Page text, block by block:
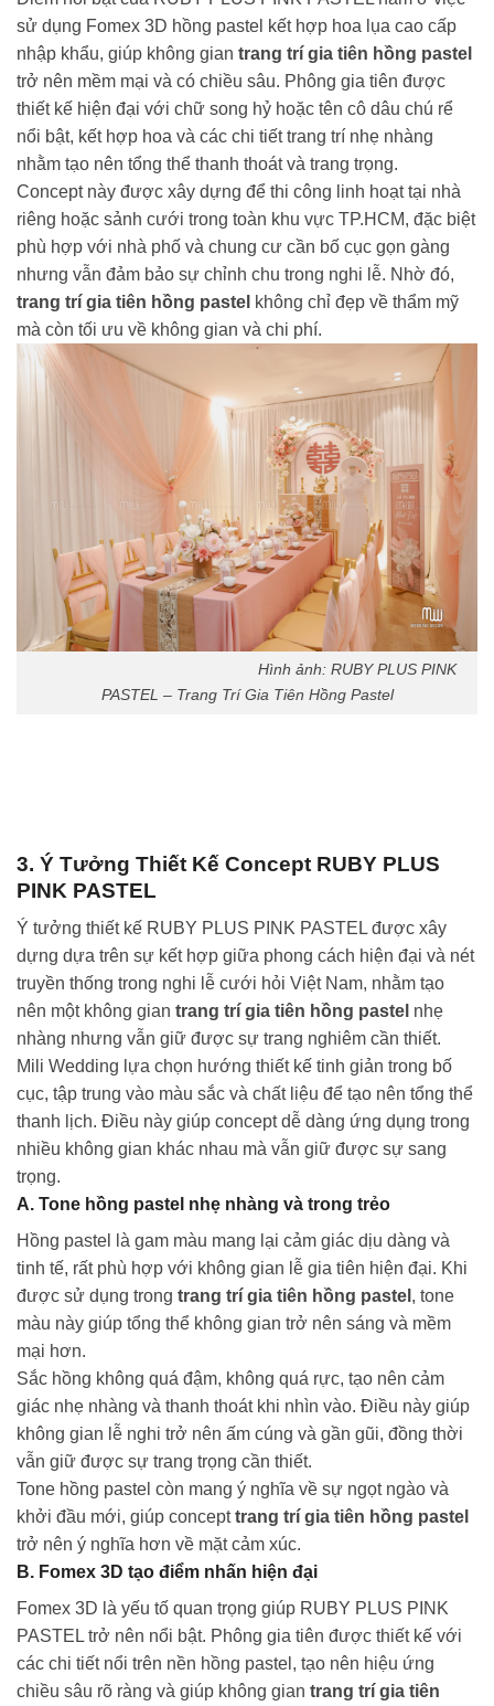
sử dụng Fomex 3D hồng pastel kết hợp hoa lụa cao cấp
nhập khẩu, giúp không gian trang trí gia tiên hồng pastel
trở nên mềm mại và có chiều sâu. Phông gia tiên được
thiết kế hiện đại với chữ song hỷ hoặc tên cô dâu chú rể
nổi bật, kết hợp hoa và các chi tiết trang trí nhẹ nhàng
nhằm tạo nên tổng thể thanh thoát và trang trọng.
Concept này được xây dựng để thi công linh hoạt tại nhà
riêng hoặc sảnh cưới trong toàn khu vực TP.HCM, đặc biệt
phù hợp với nhà phố và chung cư cần bố cục gọn gàng
nhưng vẫn đảm bảo sự chỉnh chu trong nghi lễ. Nhờ đó,
trang trí gia tiên hồng pastel không chỉ đẹp về thẩm mỹ
mà còn tối ưu về không gian và chi phí.
Hình ảnh: RUBY PLUS PINK
PASTEL – Trang Trí Gia Tiên Hồng Pastel
3. Ý Tưởng Thiết Kế Concept RUBY PLUS
PINK PASTEL
Ý tưởng thiết kế RUBY PLUS PINK PASTEL được xây
dựng dựa trên sự kết hợp giữa phong cách hiện đại và nét
truyền thống trong nghi lễ cưới hỏi Việt Nam, nhằm tạo
nên một không gian trang trí gia tiên hồng pastel nhẹ
nhàng nhưng vẫn giữ được sự trang nghiêm cần thiết.
Mili Wedding lựa chọn hướng thiết kế tinh giản trong bố
cục, tập trung vào màu sắc và chất liệu để tạo nên tổng thể
thanh lịch. Điều này giúp concept dễ dàng ứng dụng trong
nhiều không gian khác nhau mà vẫn giữ được sự sang
trọng.
A. Tone hồng pastel nhẹ nhàng và trong trẻo
Hồng pastel là gam màu mang lại cảm giác dịu dàng và
tinh tế, rất phù hợp với không gian lễ gia tiên hiện đại. Khi
được sử dụng trong trang trí gia tiên hồng pastel , tone
màu này giúp tổng thể không gian trở nên sáng và mềm
mại hơn.
Sắc hồng không quá đậm, không quá rực, tạo nên cảm
giác nhẹ nhàng và thanh thoát khi nhìn vào. Điều này giúp
không gian lễ nghi trở nên ấm cúng và gần gũi, đồng thời
vẫn giữ được sự trang trọng cần thiết.
Tone hồng pastel còn mang ý nghĩa về sự ngọt ngào và
khởi đầu mới, giúp concepttrang trí gia tiên hồng pastel
trở nên ý nghĩa hơn về mặt cảm xúc.
B. Fomex 3D tạo điểm nhấn hiện đại
Fomex 3D là yếu tố quan trọng giúp RUBY PLUS PINK
PASTEL trở nên nổi bật. Phông gia tiên được thiết kế với
các chi tiết nổi trên nền hồng pastel, tạo nên hiệu ứng
chiều sâu rõ ràng và giúp không gian trang trí gia tiên